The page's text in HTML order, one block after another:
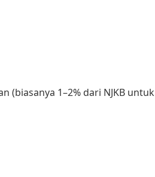
(biasanya 1–2% dari NJKB untuk